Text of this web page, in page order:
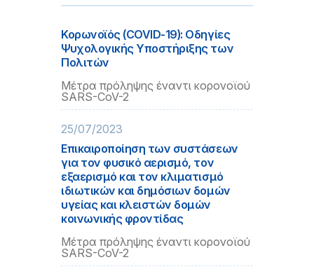
Κορωνοϊός (COVID-19): Οδηγίες
Ψυχολογικής Υποστήριξης των
Πολιτών
Μέτρα πρόληψης έναντι κορονοϊού
SARS-CoV-2
25/07/2023
Επικαιροποίηση των συστάσεων
για τον φυσικό αερισμό, τον
εξαερισμό και τον κλιματισμό
ιδιωτικών και δημόσιων δομών
υγείας και κλειστών δομών
κοινωνικής φροντίδας
Μέτρα πρόληψης έναντι κορονοϊού
SARS-CoV-2